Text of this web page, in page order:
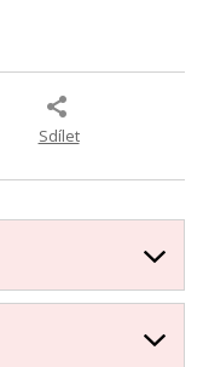
Sdílet